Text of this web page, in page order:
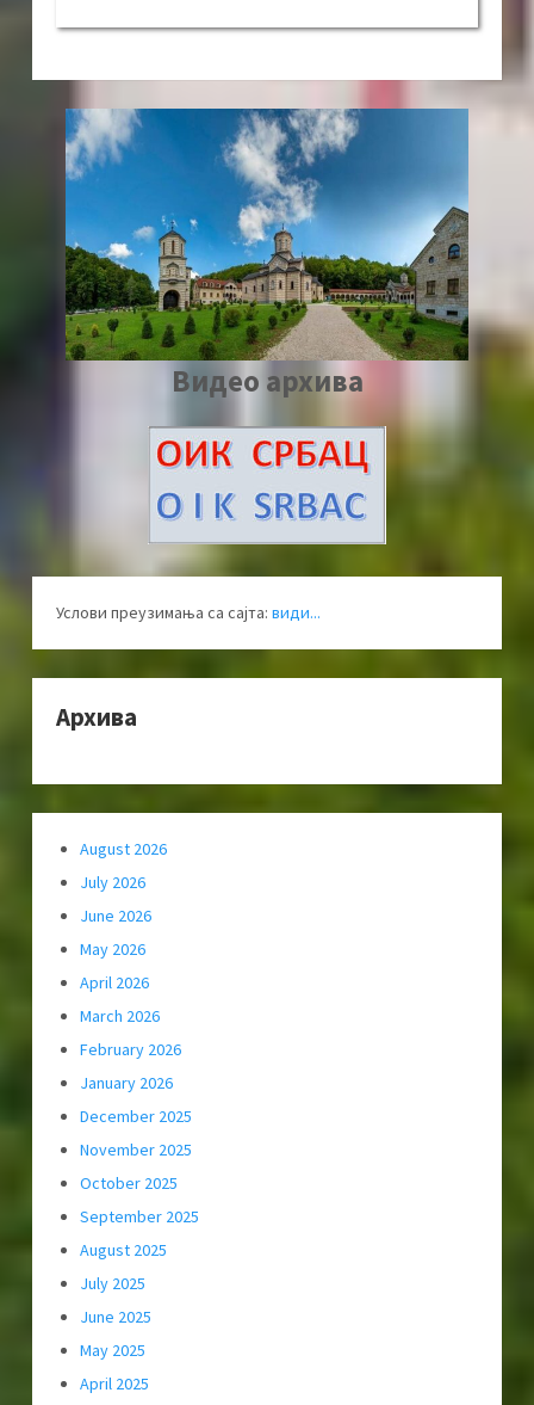
Видео архива
Услови преузимања са сајта: види...
Архива
August 2026
July 2026
June 2026
May 2026
April 2026
March 2026
February 2026
January 2026
December 2025
November 2025
October 2025
September 2025
August 2025
July 2025
June 2025
May 2025
April 2025